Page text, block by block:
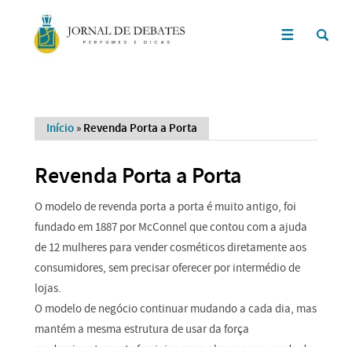
Início » Revenda Porta a Porta
Revenda Porta a Porta
O modelo de revenda porta a porta é muito antigo, foi
fundado em 1887 por McConnel que contou com a ajuda
de 12 mulheres para vender cosméticos diretamente aos
consumidores, sem precisar oferecer por intermédio de
lojas.
O modelo de negócio continuar mudando a cada dia, mas
mantém a mesma estrutura de usar da força